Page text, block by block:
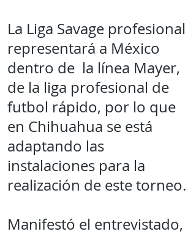
La Liga Savage profesional
representará a México
dentro de la línea Mayer,
de la liga profesional de
futbol rápido, por lo que
en Chihuahua se está
adaptando las
instalaciones para la
realización de este torneo.
Manifestó el entrevistado,